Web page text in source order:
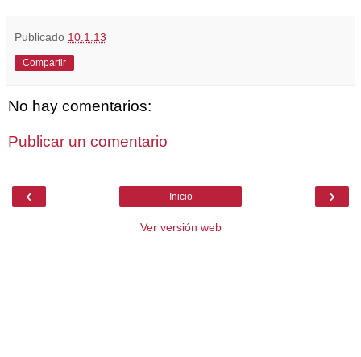
Publicado 10.1.13
Compartir
No hay comentarios:
Publicar un comentario
‹ ›
Inicio
Ver versión web